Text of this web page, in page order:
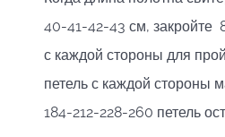
40-41-42-43 см, закройте
с каждой стороны для
петель с каждой стороны
184-212-228-260 петель